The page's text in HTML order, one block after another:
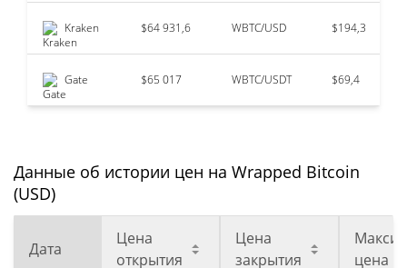
Kraken $64 931,6 WBTC/USD $194,3
Gate $65 017 WBTC/USDT $69,4
Данные об истории цен на Wrapped Bitcoin
(USD)
Дата
Цена
открытия
Цена
закрытия
цена